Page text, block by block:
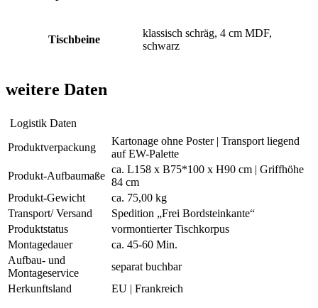
Tischbeine
klassisch schräg, 4 cm MDF,
schwarz
weitere Daten
Logistik Daten
Produktverpackung
Kartonage ohne Poster | Transport liegend
auf EW-Palette
Produkt-Aufbaumaße
ca. L158 x B75*100 x H90 cm | Griffhöhe
84 cm
Produkt-Gewicht
ca. 75,00 kg
Transport/ Versand
Spedition „Frei Bordsteinkante“
Produktstatus
vormontierter Tischkorpus
Montagedauer
ca. 45-60 Min.
Aufbau- und
Montageservice
separat buchbar
Herkunftsland
EU | Frankreich